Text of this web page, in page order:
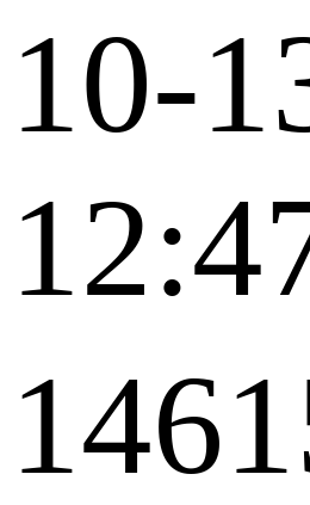
10-